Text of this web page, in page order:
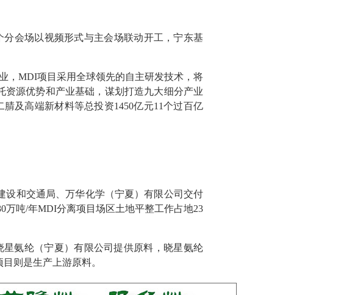
会场以视频形式与主会场联动开工，宁东基
，MDI项目采用全球领先的自主研发技术，将
资源优势和产业基础，谋划打造九大细分产业
及高端新材料等总投资1450亿元11个过百亿
设和交通局、万华化学（宁夏）有限公司交付
万吨/年MDI分离项目场区土地平整工作占地23
氨纶（宁夏）有限公司提供原料，晓星氨纶
则是生产上游原料。